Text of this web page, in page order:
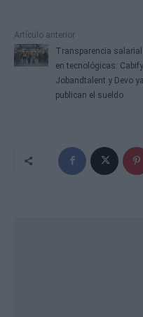
Artículo anterior
Transparencia salarial
en tecnológicas:
Jobandtalent y Devo ya
publican el sueldo